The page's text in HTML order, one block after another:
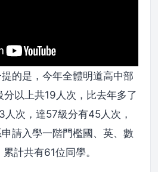
的是，今年全體明道高中部
以上共19人次，比去年多了
次，達57級分有45人次，
請入學一階門檻國、英、數
計共有61位同學。